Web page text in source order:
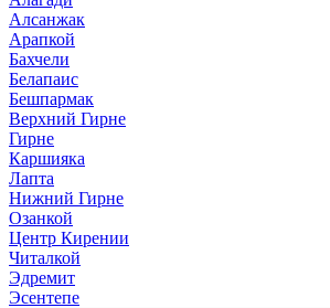
Алсанжак
Арапкой
Бахчели
Белапаис
Бешпармак
Верхний Гирне
Гирне
Каршияка
Лапта
Нижний Гирне
Озанкой
Центр Кирении
Читалкой
Эдремит
Эсентепе